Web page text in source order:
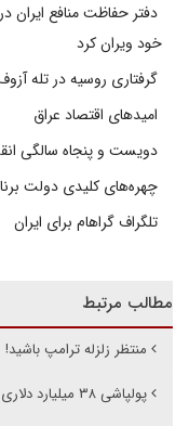
دفتر حفاظت منافع ایران
خود ویران کرد
گرفتاری روسیه در تله
امیدهای اقتصاد عراق
دویست و پنجاه سالگی
چهره‌های کلیدی دولت
تلگراف گراهام برای ایران
مطالب مرتبط
منتظر زلزله ترامپ باشید!
پولپاشی ۳۸ میلیارد دلاری بایدن برای نتانیاهو